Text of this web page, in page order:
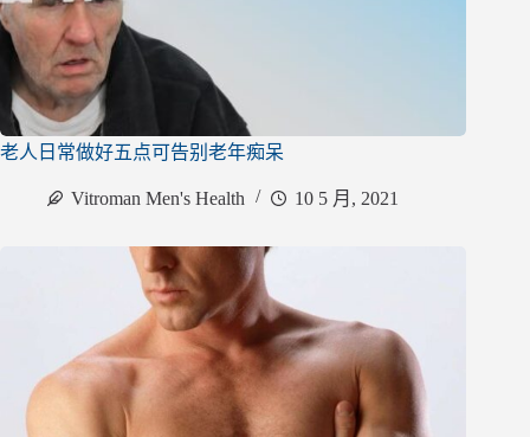
老人日常做好五点可告别老年痴呆
Vitroman Men's Health 10 5 月, 2021